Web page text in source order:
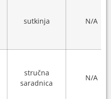
sutkinja N/A
stručna
saradnica
N/A